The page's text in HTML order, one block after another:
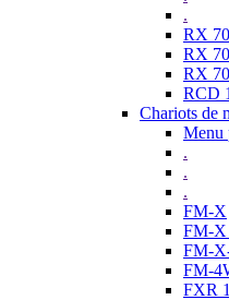
.
RX
RX
RX
RCD
Chariots de
Menu
.
.
.
FM-X
FM-X
FM-
FM-
FXR